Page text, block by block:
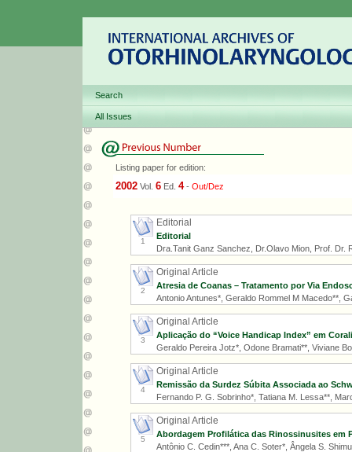
Search
All Issues
Listing paper for edition:
2002 Vol. 6 Ed. 4- Out/Dez
1
Editorial
Editorial
Dra.Tanit Ganz Sanchez, Dr.Olavo Mion, Prof. Dr.
2
Original Article
Atresia de Coanas – Tratamento por Via
Antonio Antunes*, Geraldo Rommel M Macedo**,
3
Original Article
Aplicação do “Voice Handicap Index” em
Geraldo Pereira Jotz*, Odone Bramati**, Viviane
4
Original Article
Remissão da Surdez Súbita Associada ao
Fernando P. G. Sobrinho*, Tatiana M. Lessa**,
5
Original Article
Abordagem Profilática das Rinossinusites em
Antônio C. Cedin***, Ana C. Soter*, Ângela S.